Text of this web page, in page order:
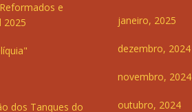
e
2025
dos Tanques do
janeiro, 2025
dezembro, 2024
novembro, 2024
outubro, 2024